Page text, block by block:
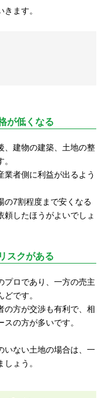
ます。
が低くなる
、建物の建築、土地の整
業者側に利益が出るよう
の7割程度まで安くなる
頼したほうがよいでしょ
スクがある
プロであり、一方の売主
です。
の方が交渉も有利で、相
の方が多いです。
いない土地の場合は、一
ょう。